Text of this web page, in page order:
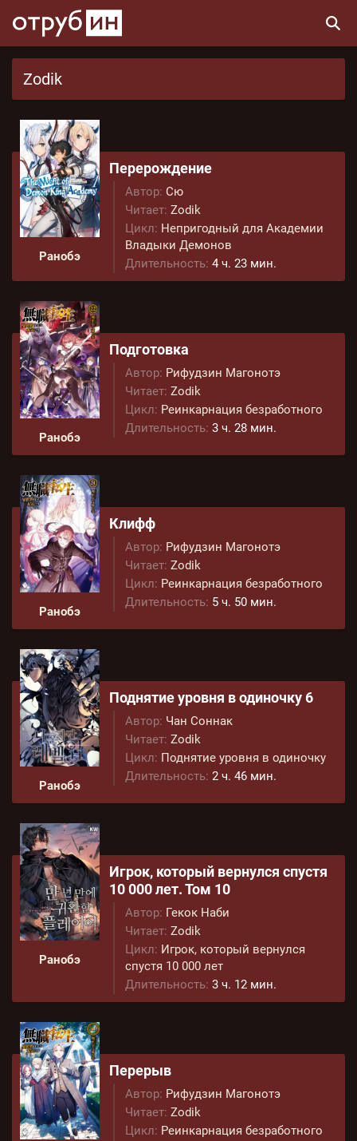
Zodik
Ранобэ
Перерождение
Автор: Сю
Читает: Zodik
Цикл: Непригодный для Академии
Владыки Демонов
Длительность: 4 ч. 23 мин.
Ранобэ
Подготовка
Автор: Рифудзин Магонотэ
Читает: Zodik
Цикл: Реинкарнация безработного
Длительность: 3 ч. 28 мин.
Ранобэ
Клифф
Автор: Рифудзин Магонотэ
Читает: Zodik
Цикл: Реинкарнация безработного
Длительность: 5 ч. 50 мин.
Ранобэ
Поднятие уровня в одиночку 6
Автор: Чан Соннак
Читает: Zodik
Цикл: Поднятие уровня в одиночку
Длительность: 2 ч. 46 мин.
Ранобэ
Игрок, который вернулся спустя
10 000 лет. Том 10
Автор: Гекок Наби
Читает: Zodik
Цикл: Игрок, который вернулся
спустя 10 000 лет
Длительность: 3 ч. 12 мин.
Перерыв
Автор: Рифудзин Магонотэ
Читает: Zodik
Цикл: Реинкарнация безработного